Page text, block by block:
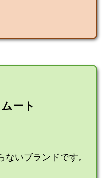
ート
いブランドです。